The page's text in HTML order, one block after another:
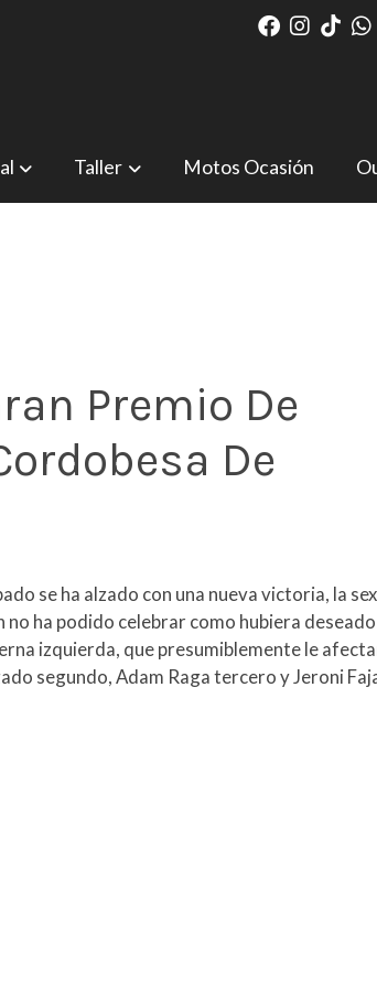
Taller Motos Ocasión
Premio De
De
se ha alzado con una nueva victoria, la
ha podido celebrar como hubiera
izquierda, que presumiblemente le
segundo, Adam Raga tercero y Jeroni